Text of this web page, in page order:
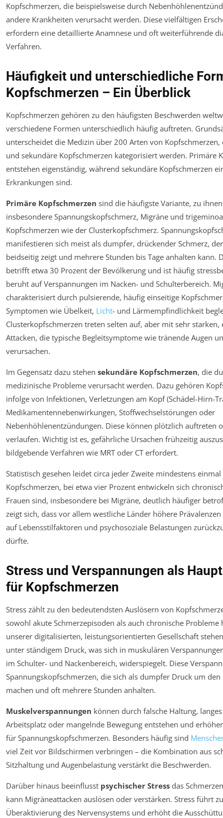
Kopfschmerzen, die beispielsweise durch
andere Krankheiten verursacht werden. Diese vielfältigen
erfordern eine detaillierte Anamnese und oft weiterführende
Verfahren.
Häufigkeit und unterschiedliche
Kopfschmerzen – Ein Überblick
Kopfschmerzen gehören zu den häufigsten Beschwerden
verschiedene Formen unterschiedlich häufig auftreten.
unterscheidet die Medizin über 200 Arten von
und sekundäre Kopfschmerzen kategorisiert werden. Primäre
entstehen eigenständig, während sekundäre Kopfschmerzen
Erkrankungen sind.
Primäre Kopfschmerzen sind die häufigste Variante, zu
insbesondere Spannungskopfschmerz, Migräne und
Kopfschmerzen wie der Clusterkopfschmerz.
manifestieren sich meist als dumpfer, drückender Schmerz,
beidseitig zeigt und mehrere Stunden bis Tage anhalten kann.
betrifft etwa 30 Prozent der Bevölkerung und ist häufig
beruht auf Verspannungen im Nacken- und Schulterbereich.
charakterisiert durch pulsierende, häufig einseitige
Symptomen wie Übelkeit, Licht- und Lärmempfindlichkeit
Clusterkopfschmerzen treten selten auf, aber mit sehr starken,
Attacken, die typische Begleitsymptome wie tränende Augen
verursachen.
Im Gegensatz dazu stehen sekundäre Kopfschmerzen, die
medizinische Probleme verursacht werden. Dazu gehören
infolge von Infektionen, Verletzungen am Kopf (Schädel-Hirn-
Medikamentennebenwirkungen, Stoffwechselstörungen oder
Nebenhöhlenentzündungen. Diese können plötzlich auftreten
verlaufen. Wichtig ist es, gefährliche Ursachen frühzeitig
bildgebende Verfahren wie MRT oder CT erfordert.
Statistisch gesehen leidet circa jeder Zweite mindestens
Kopfschmerzen, bei etwa vier Prozent entwickeln sich
Frauen sind, insbesondere bei Migräne, deutlich häufiger
zeigt sich, dass vor allem westliche Länder höhere
auf Lebensstilfaktoren und psychosoziale Belastungen
dürfte.
Stress und Verspannungen als
für Kopfschmerzen
Stress zählt zu den bedeutendsten Auslösern von
sowohl akute Schmerzepisoden als auch chronische
unserer digitalisierten, leistungsorientierten Gesellschaft
unter ständigem Druck, was sich in muskulären
im Schulter- und Nackenbereich, widerspiegelt. Diese
Spannungskopfschmerzen, die sich als dumpfer Druck um
machen und oft mehrere Stunden anhalten.
Muskelverspannungen können durch falsche Haltung,
Arbeitsplatz oder mangelnde Bewegung entstehen und
für Spannungskopfschmerzen. Besonders häufig sind
viel Zeit vor Bildschirmen verbringen – die Kombination aus
Sitzhaltung und Augenbelastung verstärkt die Beschwerden.
Darüber hinaus beeinflusst psychischer Stress das
kann Migräneattacken auslösen oder verstärken. Stress führt
Überaktivierung des Nervensystems und erhöht die